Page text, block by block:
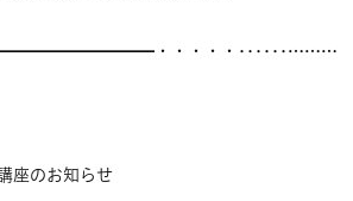
・・・・・‥‥‥………
座のお知らせ